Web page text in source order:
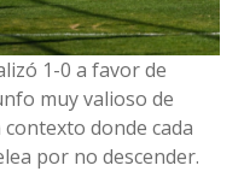
1-0 a favor de
muy valioso de
donde cada
por no descender.